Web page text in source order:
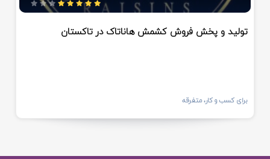
تولید و پخش فروش کشمش هاناتاک در تاکستان
برای کسب و کار، متفرقه